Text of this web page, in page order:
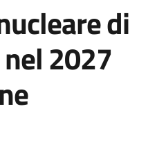
di
nel 2027